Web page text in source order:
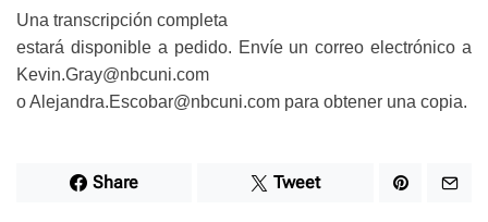
Una transcripción completa
estará disponible a pedido. Envíe un correo electrónico a
Kevin.Gray@nbcuni.com
o Alejandra.Escobar@nbcuni.com para obtener una copia.
Share Tweet